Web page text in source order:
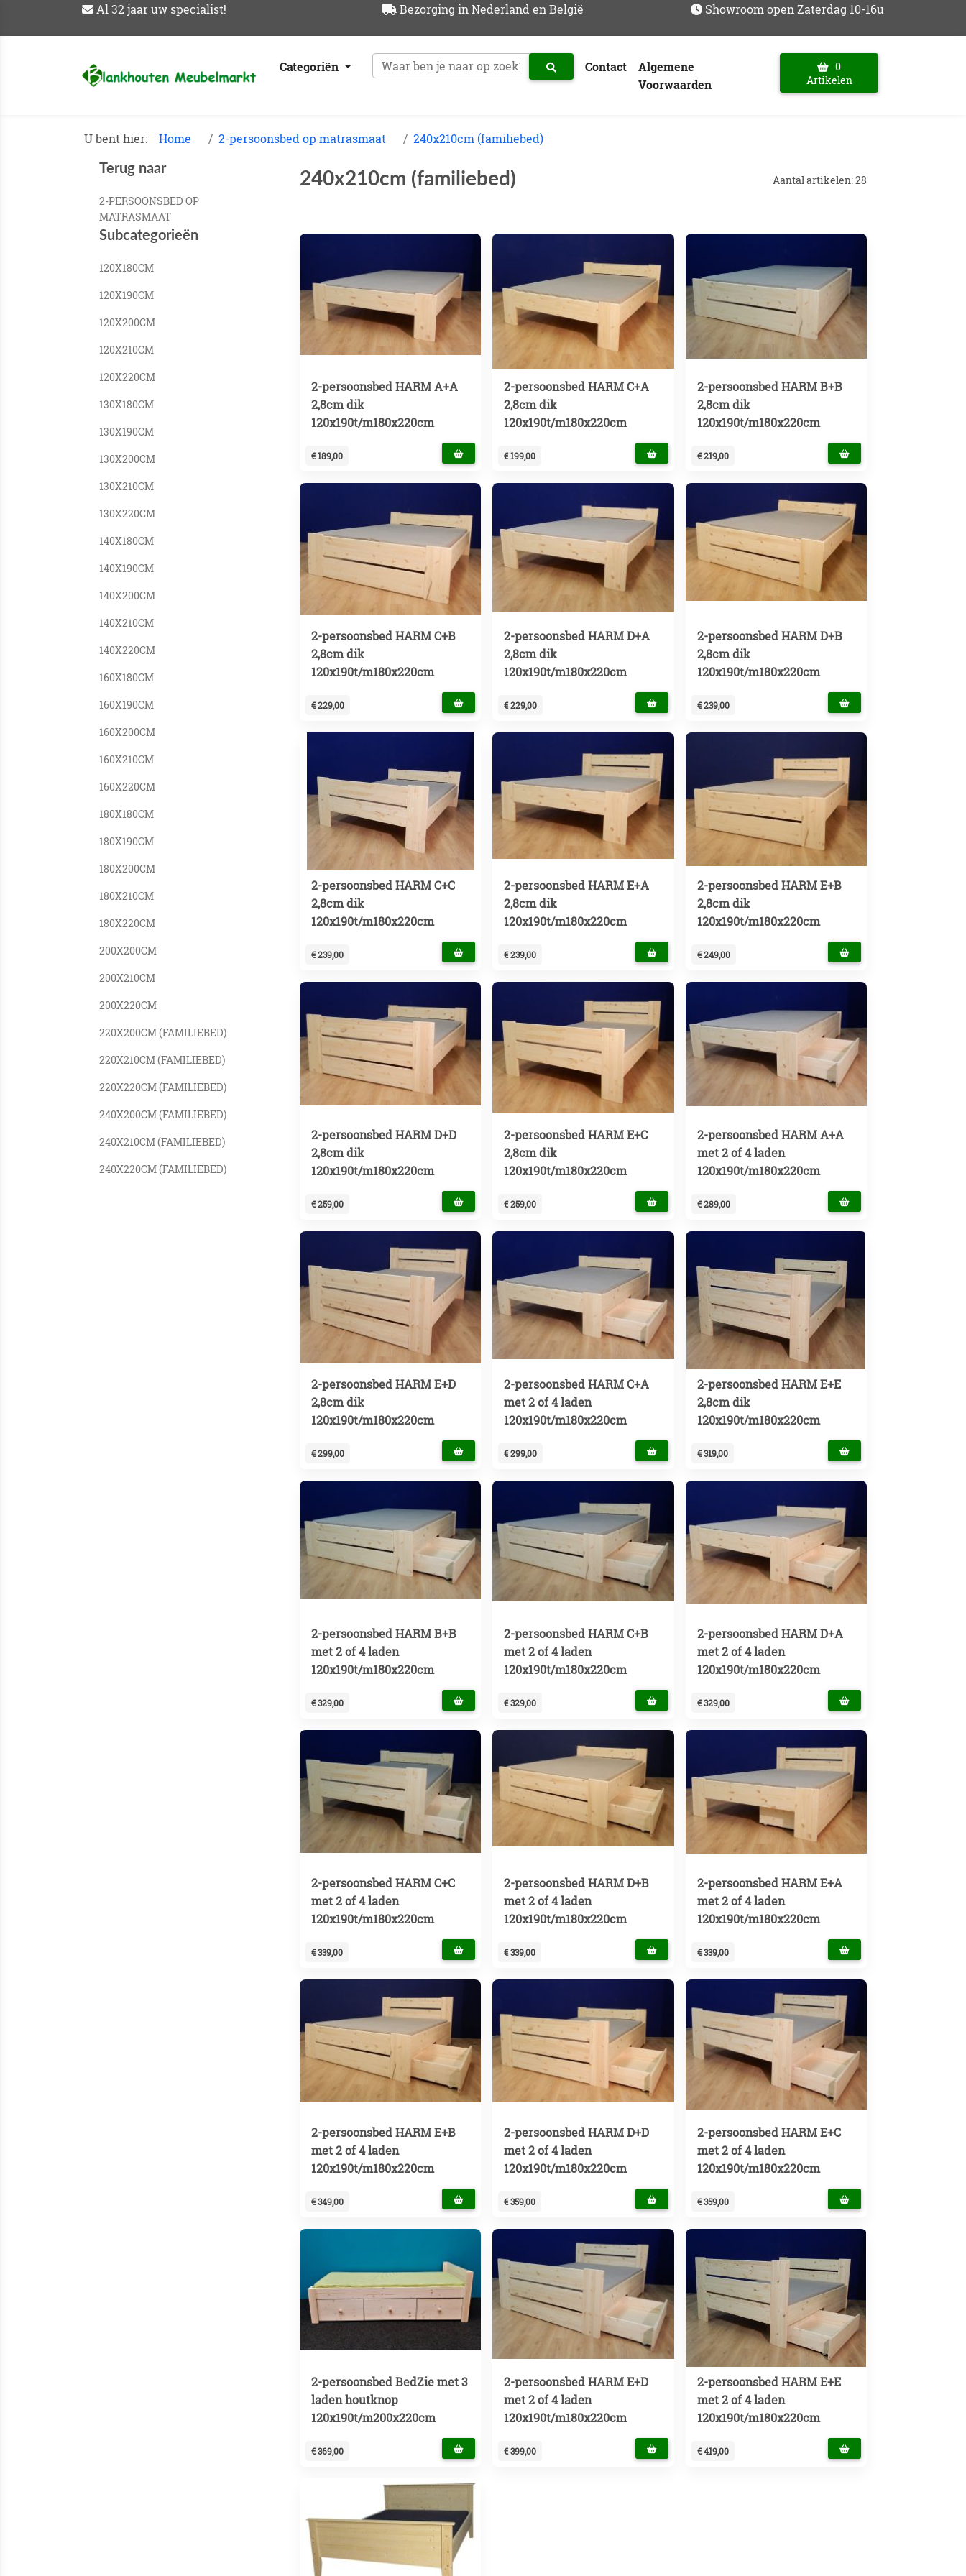
Al 32 jaar uw specialist! Bezorging in Nederland en België Showroom open Zaterdag 10-16u
Categoriën Contact
Algemene
Voorwaarden
0
Artikelen
U bent hier: Home 2-persoonsbed op matrasmaat 240x210cm (familiebed)
Terug naar
2-PERSOONSBED OP
MATRASMAAT
Subcategorieën
120X180CM
120X190CM
120X200CM
120X210CM
120X220CM
130X180CM
130X190CM
130X200CM
130X210CM
130X220CM
140X180CM
140X190CM
140X200CM
140X210CM
140X220CM
160X180CM
160X190CM
160X200CM
160X210CM
160X220CM
180X180CM
180X190CM
180X200CM
180X210CM
180X220CM
200X200CM
200X210CM
200X220CM
220X200CM (FAMILIEBED)
220X210CM (FAMILIEBED)
220X220CM (FAMILIEBED)
240X200CM (FAMILIEBED)
240X210CM (FAMILIEBED)
240X220CM (FAMILIEBED)
240x210cm (familiebed) Aantal artikelen: 28
2-persoonsbed HARM A+A
2,8cm dik
120x190t/m180x220cm
€ 189,00
2-persoonsbed HARM C+A
2,8cm dik
120x190t/m180x220cm
€ 199,00
2-persoonsbed HARM B+B
2,8cm dik
120x190t/m180x220cm
€ 219,00
2-persoonsbed HARM C+B
2,8cm dik
120x190t/m180x220cm
€ 229,00
2-persoonsbed HARM D+A
2,8cm dik
120x190t/m180x220cm
€ 229,00
2-persoonsbed HARM D+B
2,8cm dik
120x190t/m180x220cm
€ 239,00
2-persoonsbed HARM C+C
2,8cm dik
120x190t/m180x220cm
€ 239,00
2-persoonsbed HARM E+A
2,8cm dik
120x190t/m180x220cm
€ 239,00
2-persoonsbed HARM E+B
2,8cm dik
120x190t/m180x220cm
€ 249,00
2-persoonsbed HARM D+D
2,8cm dik
120x190t/m180x220cm
€ 259,00
2-persoonsbed HARM E+C
2,8cm dik
120x190t/m180x220cm
€ 259,00
2-persoonsbed HARM A+A
met 2 of 4 laden
120x190t/m180x220cm
€ 289,00
2-persoonsbed HARM E+D
2,8cm dik
120x190t/m180x220cm
€ 299,00
2-persoonsbed HARM C+A
met 2 of 4 laden
120x190t/m180x220cm
€ 299,00
2-persoonsbed HARM E+E
2,8cm dik
120x190t/m180x220cm
€ 319,00
2-persoonsbed HARM B+B
met 2 of 4 laden
120x190t/m180x220cm
€ 329,00
2-persoonsbed HARM C+B
met 2 of 4 laden
120x190t/m180x220cm
€ 329,00
2-persoonsbed HARM D+A
met 2 of 4 laden
120x190t/m180x220cm
€ 329,00
2-persoonsbed HARM C+C
met 2 of 4 laden
120x190t/m180x220cm
€ 339,00
2-persoonsbed HARM D+B
met 2 of 4 laden
120x190t/m180x220cm
€ 339,00
2-persoonsbed HARM E+A
met 2 of 4 laden
120x190t/m180x220cm
€ 339,00
2-persoonsbed HARM E+B
met 2 of 4 laden
120x190t/m180x220cm
€ 349,00
2-persoonsbed HARM D+D
met 2 of 4 laden
120x190t/m180x220cm
€ 359,00
2-persoonsbed HARM E+C
met 2 of 4 laden
120x190t/m180x220cm
€ 359,00
2-persoonsbed BedZie met 3
laden houtknop
120x190t/m200x220cm
€ 369,00
2-persoonsbed HARM E+D
met 2 of 4 laden
120x190t/m180x220cm
€ 399,00
2-persoonsbed HARM E+E
met 2 of 4 laden
120x190t/m180x220cm
€ 419,00